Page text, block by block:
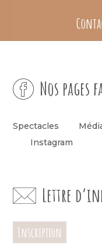
Nos pages
Spectacles
Instagram
Lettre
Inscription